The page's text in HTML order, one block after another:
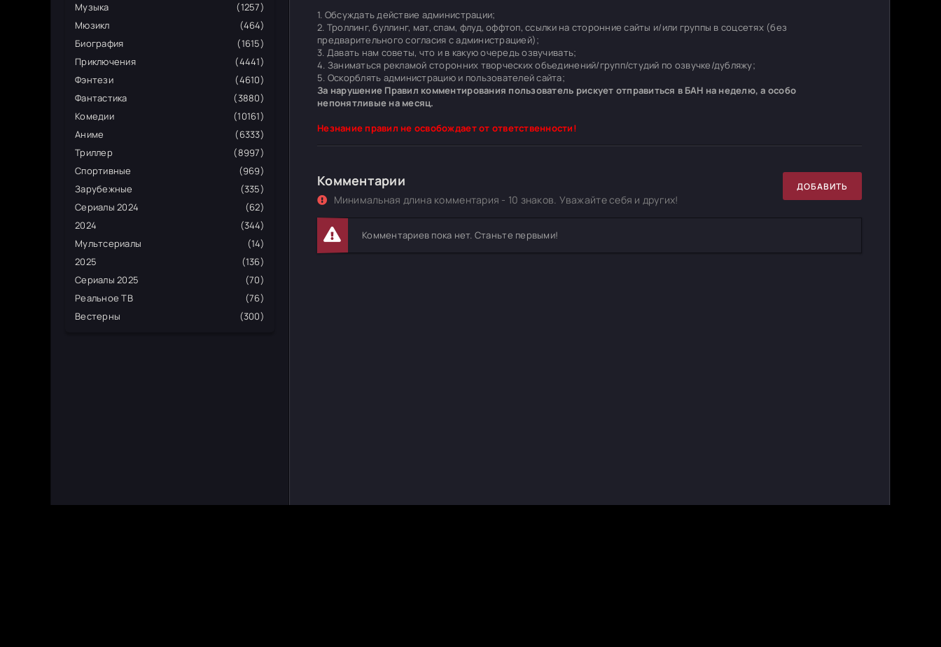
Музыка
(1257)
Мюзикл
(464)
Биография
(1615)
Приключения
(4441)
Фэнтези
(4610)
Фантастика
(3880)
Комедии
(10161)
Аниме
(6333)
Триллер
(8997)
Спортивные
(969)
Зарубежные
(335)
Сериалы 2024
(62)
2024
(344)
Мультсериалы
(14)
2025
(136)
Сериалы 2025
(70)
Реальное ТВ
(76)
Вестерны
(300)
1. Обсуждать действие администрации;
2. Троллинг, буллинг, мат, спам, флуд, оффтоп, ссылки на сторонние сайты и/или группы в соцсетях (без
предварительного согласия с администрацией);
3. Давать нам советы, что и в какую очередь озвучивать;
4. Заниматься рекламой сторонних творческих объединений/групп/студий по озвучке/дубляжу;
5. Оскорблять администрацию и пользователей сайта;
За нарушение Правил комментирования пользователь рискует отправиться в БАН на неделю, а особо
непонятливые на месяц.
Незнание правил не освобождает от ответственности!
Комментарии
Минимальная длина комментария - 10 знаков. Уважайте себя и других!
ДОБАВИТЬ
Комментариев пока нет. Станьте первыми!